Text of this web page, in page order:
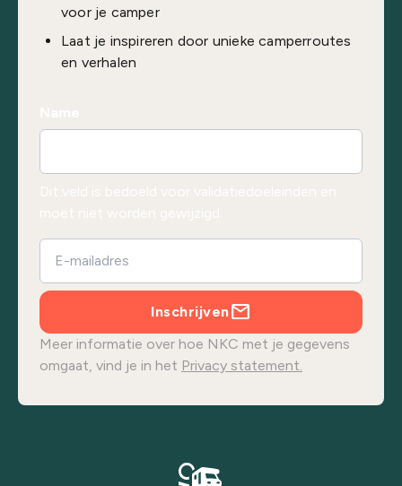
voor je camper
Laat je inspireren door unieke camperroutes
en verhalen
Inschrijven
Meer informatie over hoe NKC met je gegevens
omgaat, vind je in het Privacy statement.